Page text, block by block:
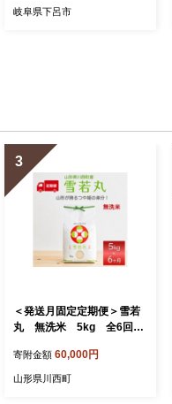
ンド牛 肉ギフト 国産 贈答
岐阜県下呂市
3
＜発送月固定定期便＞雪若
丸 無洗米 5kg 全6回
寄附金額 60,000円
山形県川西町